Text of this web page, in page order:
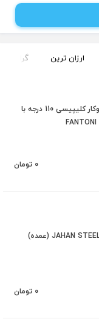
ارزان ترین گران
لولا آرام بند استار شیشه روکار کلیپیسی 110 درجه با
0 تومان
0 تومان